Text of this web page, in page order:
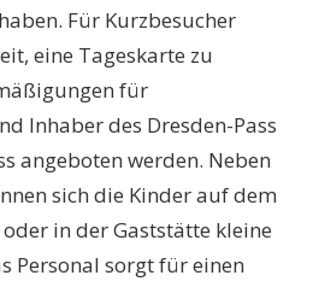
Für Kurzbesucher
eine Tageskarte zu
für
Inhaber des Dresden-Pass
angeboten werden. Neben
sich die Kinder auf dem
in der Gaststätte kleine
Personal sorgt für einen